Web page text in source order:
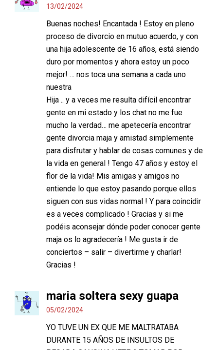
13/02/2024
Buenas noches! Encantada ! Estoy en pleno
proceso de divorcio en mutuo acuerdo, y con
una hija adolescente de 16 años, está siendo
duro por momentos y ahora estoy un poco
mejor! … nos toca una semana a cada uno
nuestra
Hija .. y a veces me resulta difícil encontrar
gente en mi estado y los chat no me fue
mucho la verdad… me apetecería encontrar
gente divorcia maja y amistad simplemente
para disfrutar y hablar de cosas comunes y de
la vida en general ! Tengo 47 años y estoy el
flor de la vida! Mis amigas y amigos no
entiende lo que estoy pasando porque ellos
siguen con sus vidas normal ! Y para coincidir
es a veces complicado ! Gracias y si me
podéis aconsejar dónde poder conocer gente
maja os lo agradecería ! Me gusta ir de
conciertos – salir – divertirme y charlar!
Gracias !
maria soltera sexy guapa
05/02/2024
YO TUVE UN EX QUE ME MALTRATABA
DURANTE 15 AÑOS DE INSULTOS DE